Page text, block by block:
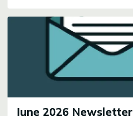
June 2026 Newsletter